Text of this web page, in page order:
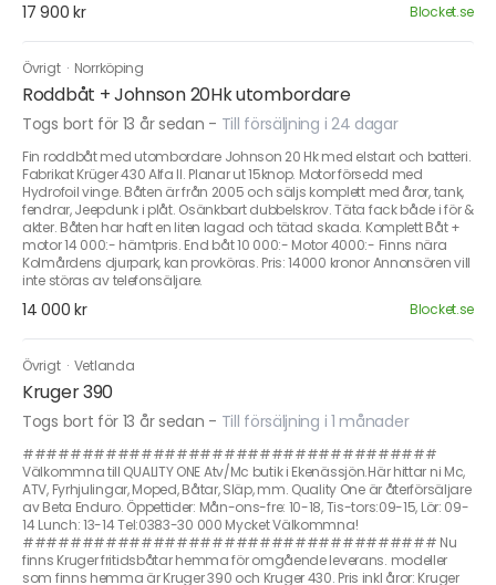
17 900 kr Blocket.se
Övrigt · Norrköping
Roddbåt + Johnson 20Hk utombordare
Togs bort för 13 år sedan - Till försäljning i 24 dagar
Fin roddbåt med utombordare Johnson 20 Hk med elstart och batteri.
Fabrikat Krüger 430 Alfa II. Planar ut 15knop. Motor försedd med
Hydrofoil vinge. Båten är från 2005 och säljs komplett med åror, tank,
fendrar, Jeepdunk i plåt. Osänkbart dubbelskrov. Täta fack både i för &
akter. Båten har haft en liten lagad och tätad skada. Komplett Båt +
motor 14 000:- hämtpris. End båt 10 000:- Motor 4000:- Finns nära
Kolmårdens djurpark, kan provköras. Pris: 14000 kronor Annonsören vill
inte störas av telefonsäljare.
14 000 kr Blocket.se
Övrigt · Vetlanda
Kruger 390
Togs bort för 13 år sedan - Till försäljning i 1 månader
###################################
Välkommna till QUALITY ONE Atv/Mc butik i Ekenässjön.Här hittar ni Mc,
ATV, Fyrhjulingar, Moped, Båtar, Släp, mm. Quality One är återförsäljare
av Beta Enduro. Öppettider: Mån-ons-fre: 10-18, Tis-tors:09-15, Lör: 09-
14 Lunch: 13-14 Tel:0383-30 000 Mycket Välkommna!
################################### Nu
finns Kruger fritidsbåtar hemma för omgående leverans. modeller
som finns hemma är Kruger 390 och Kruger 430. Pris inkl åror: Kruger